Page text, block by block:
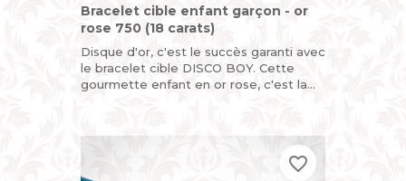
Bracelet cible enfant garçon - or
rose 750 (18 carats)
Disque d'or, c'est le succès garanti avec
le bracelet cible DISCO BOY. Cette
gourmette enfant en or rose, c'est la
favorite_border
favorite_border
favorite_border